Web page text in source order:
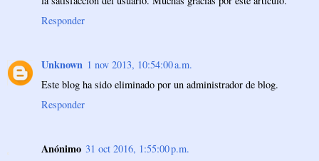
Responder
Unknown 1 nov 2013, 10:54:00 a.m.
Este blog ha sido eliminado por un administrador de blog.
Responder
Anónimo 31 oct 2016, 1:55:00 p.m.